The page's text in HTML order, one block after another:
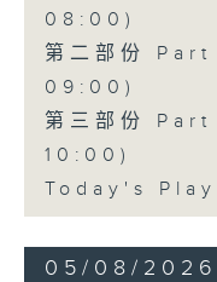
08:00)
第二部份
09:00)
第三部份
10:00)
Today's
05/08/2026